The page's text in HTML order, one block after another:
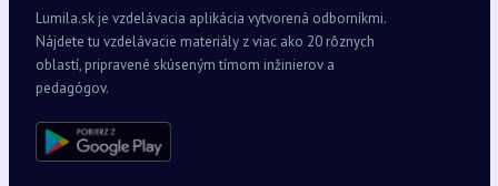
Lumila.sk je vzdelávacia aplikácia vytvorená odborníkmi.
Nájdete tu vzdelávacie materiály z viac ako 20 rôznych
oblastí, pripravené skúseným tímom inžinierov a
pedagógov.